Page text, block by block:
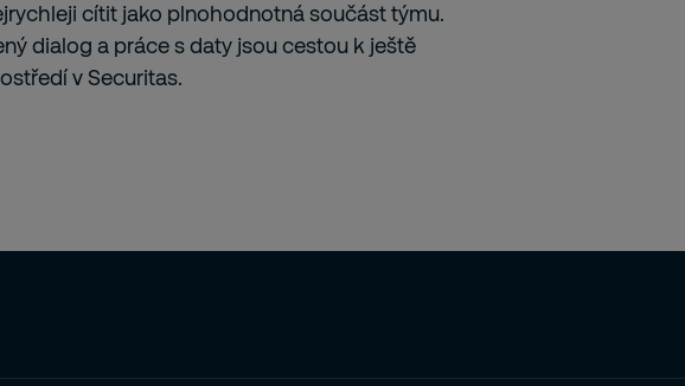
cítit jako plnohodnotná součást týmu.
dialog a práce s daty jsou cestou k ještě
v Securitas.